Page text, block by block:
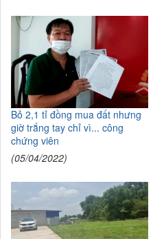
Bỏ 2,1 tỉ đồng mua đất nhưng
giờ trắng tay chỉ vì... công
chứng viên
(05/04/2022)